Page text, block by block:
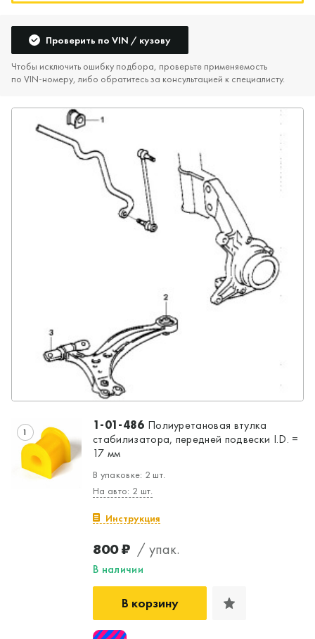
Проверить по VIN / кузову
Чтобы исключить ошибку подбора, проверьте применяемость
по VIN‑номеру, либо обратитесь за консультацией к специалисту.
1 1-01-486 Полиуретановая втулка
стабилизатора, передней подвески I.D. =
17 мм
В упаковке: 2 шт.
На авто: 2 шт.
Инструкция
800 ₽ / упак.
В наличии
В корзину